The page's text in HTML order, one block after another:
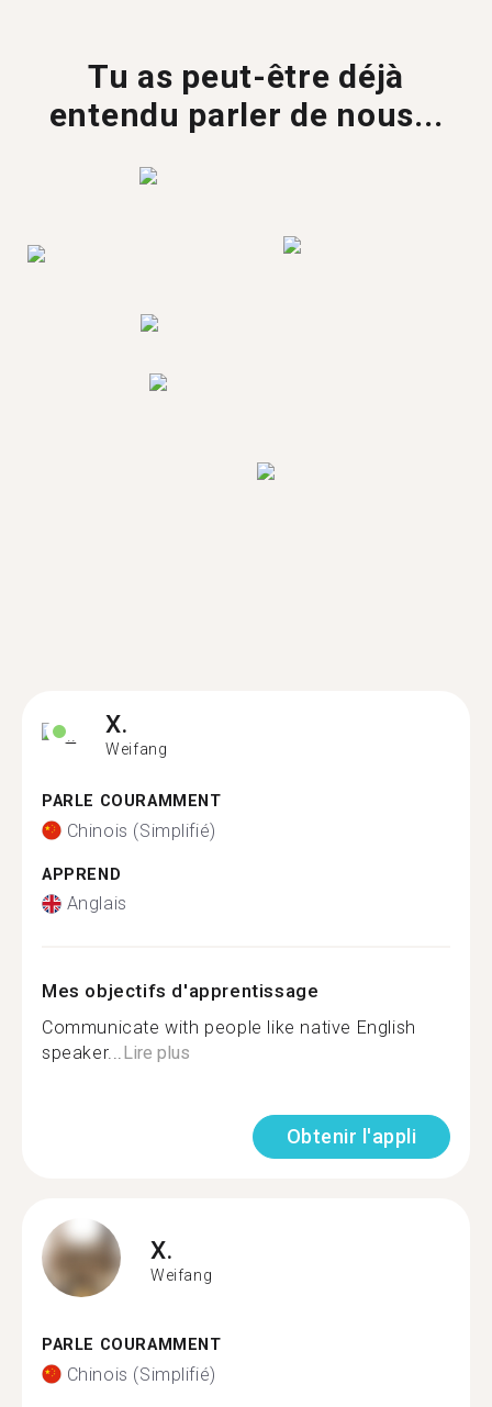
Tu as peut-être déjà
entendu parler de nous...
X.
Weifang
PARLE COURAMMENT
Chinois (Simplifié)
APPREND
Anglais
Mes objectifs d'apprentissage
Communicate with people like native English
speaker...Lire plus
Obtenir l'appli
X.
Weifang
PARLE COURAMMENT
Chinois (Simplifié)